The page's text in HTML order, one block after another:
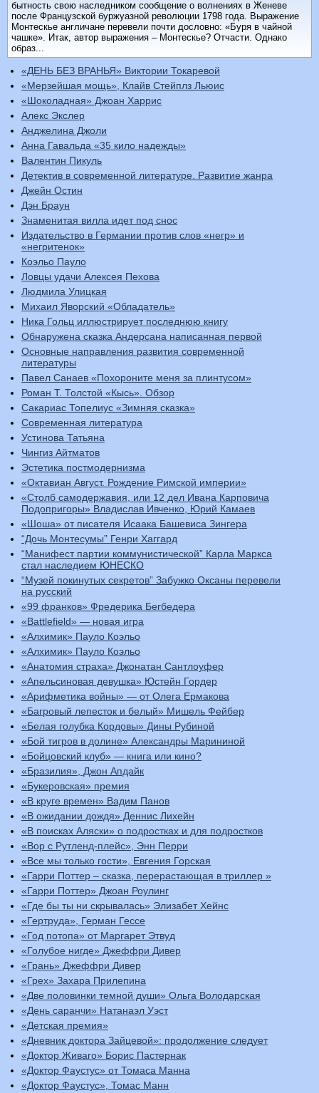
бытность свою наследником сообщение о волнениях в Женеве
после Французской буржуазной революции 1798 года. Выражение
Монтескье англичане перевели почти дословно: «Буря в чайной
чашке». Итак, автор выражения – Монтескье? Отчасти. Однако
образ...
«ДЕНЬ БЕЗ ВРАНЬЯ» Виктории Токаревой
«Мерзейшая мощь», Клайв Стейплз Льюис
«Шоколадная» Джоан Харрис
Алекс Экслер
Анджелина Джоли
Анна Гавальда «35 кило надежды»
Валентин Пикуль
Детектив в современной литературе. Развитие жанра
Джейн Остин
Дэн Браун
Знаменитая вилла идет под снос
Издательство в Германии против слов «негр» и
«негритенок»
Коэльо Пауло
Ловцы удачи Алексея Пехова
Людмила Улицкая
Михаил Яворский «Обладатель»
Ника Гольц иллюстрирует последнюю книгу
Обнаружена сказка Андерсана написанная первой
Основные направления развития современной
литературы
Павел Санаев «Похороните меня за плинтусом»
Роман Т. Толстой «Кысь». Обзор
Сакариас Топелиус «Зимняя сказка»
Современная литература
Устинова Татьяна
Чингиз Айтматов
Эстетика постмодернизма
«Октавиан Август. Рождение Римской империи»
«Столб самодержавия, или 12 дел Ивана Карповича
Подопригоры» Владислав Ивченко, Юрий Камаев
«Шоша» от писателя Исаака Башевиса Зингера
“Дочь Монтесумы” Генри Хаггард
“Манифест партии коммунистической” Карла Маркса
стал наследием ЮНЕСКО
“Музей покинутых секретов” Забужко Оксаны перевели
на русский
«99 франков» Фредерика Бегбедера
«Battlefield» — новая игра
«Алхимик» Пауло Коэльо
«Алхимик» Пауло Коэльо
«Анатомия страха» Джонатан Сантлоуфер
«Апельсиновая девушка» Юстейн Гордер
«Арифметика войны» — от Олега Ермакова
«Багровый лепесток и белый» Мишель Фейбер
«Белая голубка Кордовы» Дины Рубиной
«Бой тигров в долине» Александры Марининой
«Бойцовский клуб» — книга или кино?
«Бразилия», Джон Апдайк
«Букеровская» премия
«В круге времен» Вадим Панов
«В ожидании дождя» Деннис Лихейн
«В поисках Аляски» о подростках и для подростков
«Вор с Рутленд-плейс», Энн Перри
«Все мы только гости», Евгения Горская
«Гарри Поттер – сказка, перерастающая в триллер »
«Гарри Поттер» Джоан Роулинг
«Где бы ты ни скрывалась» Элизабет Хейнс
«Гертруда», Герман Гессе
«Год потопа» от Маргарет Этвуд
«Голубое нигде» Джеффри Дивер
«Грань» Джеффри Дивер
«Грех» Захара Прилепина
«Две половинки темной души» Ольга Володарская
«День саранчи» Натанаэл Уэст
«Детская премия»
«Дневник доктора Зайцевой»: продолжение следует
«Доктор Живаго» Борис Пастернак
«Доктор Фаустус» от Томаса Манна
«Доктор Фаустус», Томас Манн